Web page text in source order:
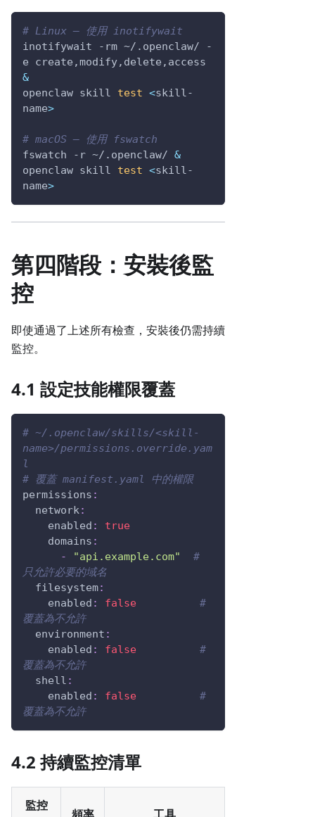
# Linux — 使用 inotifywait
inotifywait
-rm ~/.openclaw/
-
e
&
openclaw skill test <skill-
name>
# macOS — 使用 fswatch
fswatch
-r ~/.openclaw/ &
openclaw skill test <skill-
name>
第四階段：安裝後監
控
即使通過了上述所有檢查，安裝後仍需持續
監控。
4.1 設定技能權限覆蓋
# ~/.openclaw/skills/<skill-
name>/permissions.override.yam
l
# 覆蓋 manifest.yaml 中的權限
permissions :
network:
enabled :
true
domains :
-
"api.example.com"
#
只允許必要的域名
filesystem:
enabled : false
#
覆蓋為不允許
environment :
enabled : false
#
覆蓋為不允許
shell :
enabled : false
#
覆蓋為不允許
4.2 持續監控清單
監控